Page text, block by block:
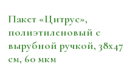
Пакет «Цитрус»,
полиэтиленовый с
вырубной ручкой, 38х47
см, 60 мкм